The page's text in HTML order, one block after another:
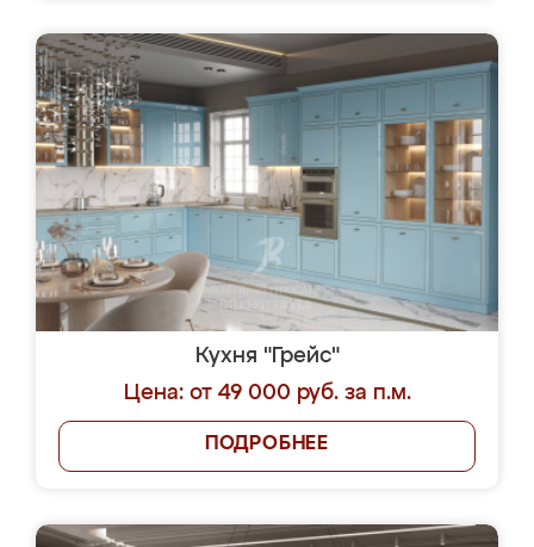
Кухня "Грейс"
Цена: от 49 000 руб. за п.м.
ПОДРОБНЕЕ